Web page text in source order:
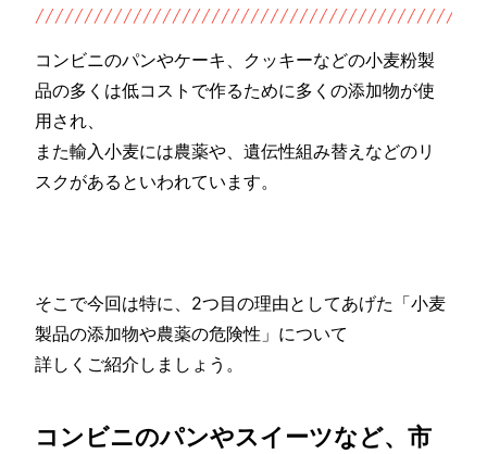
コンビニのパンやケーキ、クッキーなどの小麦粉製
品の多くは低コストで作るために多くの添加物が使
用され、
また輸入小麦には農薬や、遺伝性組み替えなどのリ
スクがあるといわれています。
そこで今回は特に、2つ目の理由としてあげた「小麦
製品の添加物や農薬の危険性」について
詳しくご紹介しましょう。
コンビニのパンやスイーツなど、市